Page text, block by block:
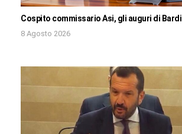
Cospito commissario Asi, gli auguri di Bardi
8 Agosto 2026